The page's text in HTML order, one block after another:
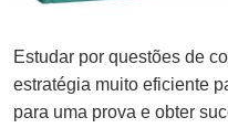
Estudar por questões de
estratégia muito eficiente
para uma prova e obter